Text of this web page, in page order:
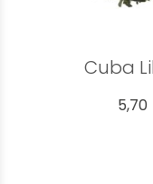
Cuba
5,70